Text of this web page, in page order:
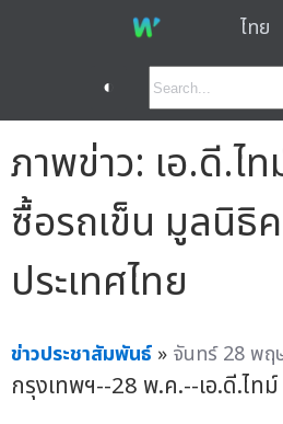
ไทย
◐
ภาพข่าว: เอ.ดี.ไ
ซื้อรถเข็น มูลนิธิ
ประเทศไทย
ข่าวประชาสัมพันธ์ » จันทร์ 28 พฤ
กรุงเทพฯ--28 พ.ค.--เอ.ดี.ไทม์